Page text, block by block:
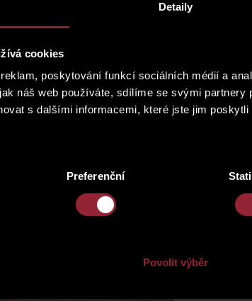
Detaily
cookies
poskytování funkcí sociálních médií a
náš web používáte, sdílíme se svými partnery
s dalšími informacemi, které jste jim
Preferenční
Povolit výběr